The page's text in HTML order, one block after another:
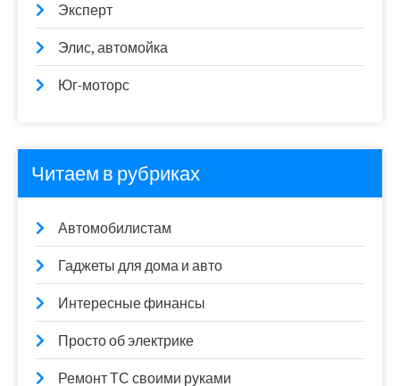
Эксперт
Элис, автомойка
Юг-моторс
Читаем в рубриках
Автомобилистам
Гаджеты для дома и авто
Интересные финансы
Просто об электрике
Ремонт ТС своими руками